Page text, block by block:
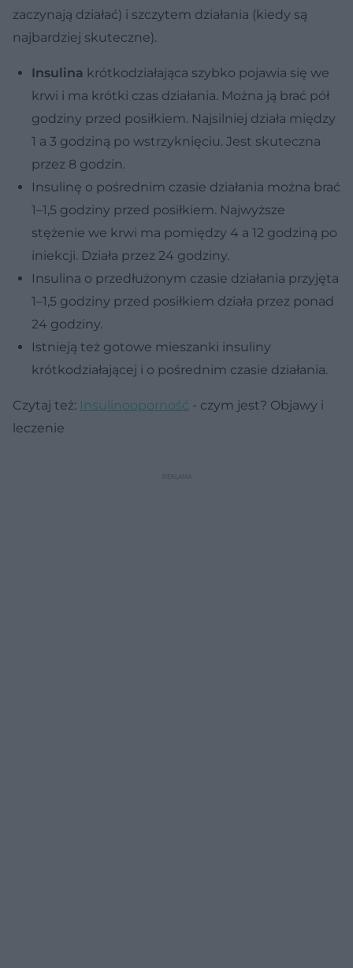
zaczynają działać) i szczytem działania (kiedy są
najbardziej skuteczne).
Insulina krótkodziałająca szybko pojawia się we
krwi i ma krótki czas działania. Można ją brać pół
godziny przed posiłkiem. Najsilniej działa między
1 a 3 godziną po wstrzyknięciu. Jest skuteczna
przez 8 godzin.
Insulinę o pośrednim czasie działania można brać
1–1,5 godziny przed posiłkiem. Najwyższe
stężenie we krwi ma pomiędzy 4 a 12 godziną po
iniekcji. Działa przez 24 godziny.
Insulina o przedłużonym czasie działania przyjęta
1–1,5 godziny przed posiłkiem działa przez ponad
24 godziny.
Istnieją też gotowe mieszanki insuliny
krótkodziałającej i o pośrednim czasie działania.
Czytaj też: Insulinooporność - czym jest? Objawy i
leczenie